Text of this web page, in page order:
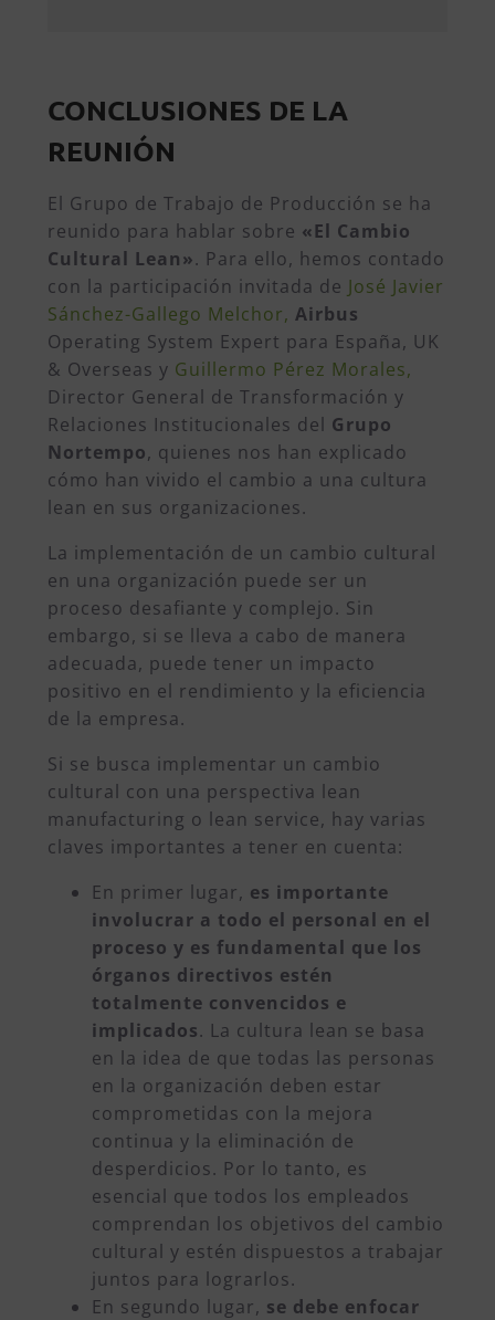
CONCLUSIONES DE LA
REUNIÓN
El Grupo de Trabajo de Producción se ha
reunido para hablar sobre «El Cambio
Cultural Lean». Para ello, hemos contado
con la participación invitada de José Javier
Sánchez-Gallego Melchor, Airbus
Operating System Expert para España, UK
& Overseas y Guillermo Pérez Morales,
Director General de Transformación y
Relaciones Institucionales del Grupo
Nortempo, quienes nos han explicado
cómo han vivido el cambio a una cultura
lean en sus organizaciones.
La implementación de un cambio cultural
en una organización puede ser un
proceso desafiante y complejo. Sin
embargo, si se lleva a cabo de manera
adecuada, puede tener un impacto
positivo en el rendimiento y la eficiencia
de la empresa.
Si se busca implementar un cambio
cultural con una perspectiva lean
manufacturing o lean service, hay varias
claves importantes a tener en cuenta:
En primer lugar, es importante
involucrar a todo el personal en el
proceso y es fundamental que los
órganos directivos estén
totalmente convencidos e
implicados. La cultura lean se basa
en la idea de que todas las personas
en la organización deben estar
comprometidas con la mejora
continua y la eliminación de
desperdicios. Por lo tanto, es
esencial que todos los empleados
comprendan los objetivos del cambio
cultural y estén dispuestos a trabajar
juntos para lograrlos.
En segundo lugar, se debe enfocar